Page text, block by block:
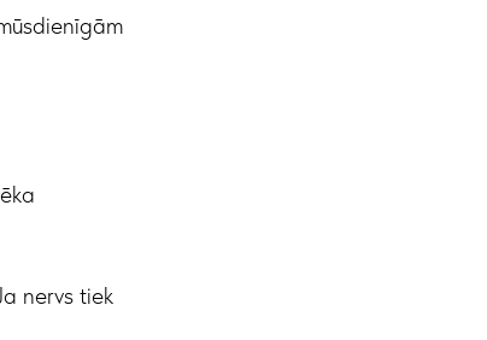
nervs tiek